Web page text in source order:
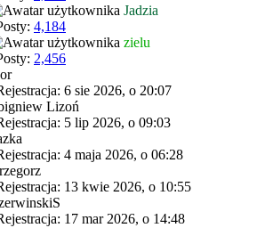
Jadzia
4,184
zielu
2,456
6 sie 2026, o 20:07
Lizoń
5 lip 2026, o 09:03
4 maja 2026, o 06:28
13 kwie 2026, o 10:55
17 mar 2026, o 14:48